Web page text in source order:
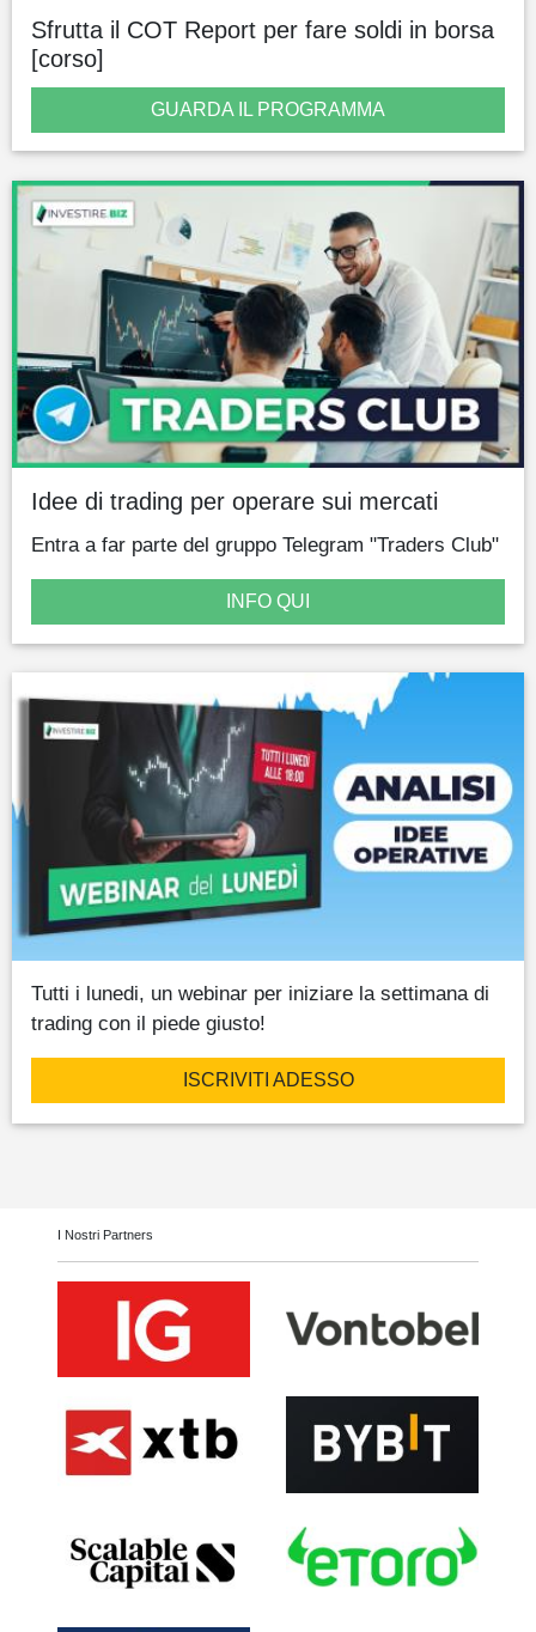
Sfrutta il COT Report per fare soldi in borsa
[corso]
GUARDA IL PROGRAMMA
Idee di trading per operare sui mercati
Entra a far parte del gruppo Telegram "Traders Club"
INFO QUI
Tutti i lunedi, un webinar per iniziare la settimana di
trading con il piede giusto!
ISCRIVITI ADESSO
I Nostri Partners